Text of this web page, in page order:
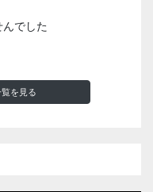
でした
を見る